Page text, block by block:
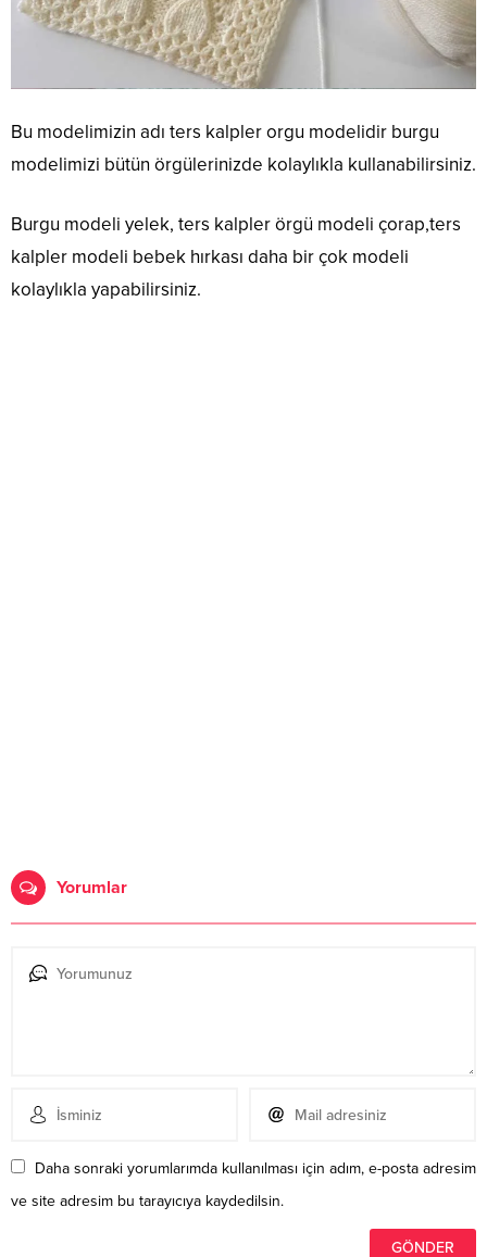
Bu modelimizin adı ters kalpler orgu modelidir burgu
modelimizi bütün örgülerinizde kolaylıkla kullanabilirsiniz.
Burgu modeli yelek, ters kalpler örgü modeli çorap,ters
kalpler modeli bebek hırkası daha bir çok modeli
kolaylıkla yapabilirsiniz.
Yorumlar
Daha sonraki yorumlarımda kullanılması için adım, e-posta adresim
ve site adresim bu tarayıcıya kaydedilsin.